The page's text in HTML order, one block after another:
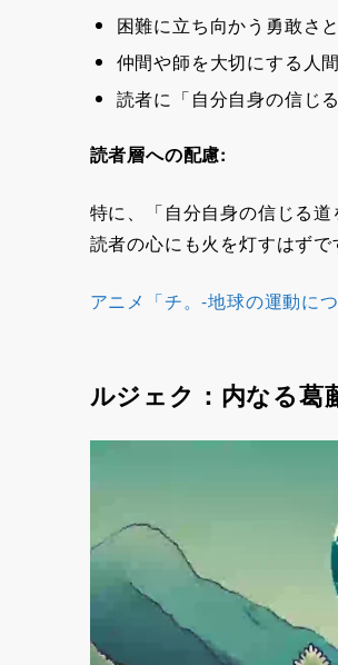
困難に立ち向かう勇敢さ
仲間や師を大切にする人
読者に「自分自身の信じ
読者層への配慮:
特に、「自分自身の信じる
読者の心にも火を灯すはずで
アニメ「チ。-地球の運動に
ルジェク：内なる葛